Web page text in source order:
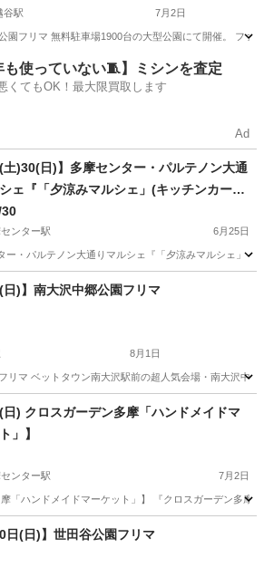
谷駅 7月2日
園フリマ 無料駐車場1900台の大型公園にて開催。 フ
フリーマーケット しらこばと水上公園
も使っていない🧵】ミシンを査定
くてもOK！最大限買取します
Ad
土)30(日)】多摩センター・パルテノン大通
ェ『「夕涼みマルシェ」(キッチンカーO
ンター駅 6月25日
ー・パルテノン大通りマルシェ『「夕涼みマルシェ」
摩センター駅 フリーマーケット
日)】南大沢中郷公園フリマ
8月1日
リマ ベットタウン南大沢駅前の超人気会場・南大沢
沢駅 フリーマーケット 会場
日) クロスガーデン多摩「ハンドメイドマ
」】
ンター駅 7月2日
摩「ハンドメイドマーケット」】 『クロスガーデン
摩センター駅 地域/お祭り
日(日)】世田谷公園フリマ